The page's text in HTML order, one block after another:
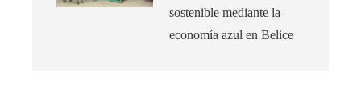
sostenible mediante la
economía azul en Belice